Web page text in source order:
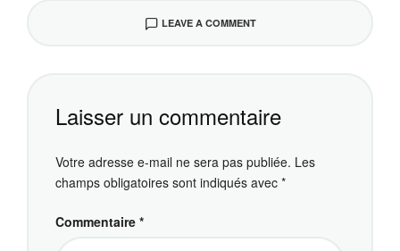
LEAVE A COMMENT
Laisser un commentaire
Votre adresse e-mail ne sera pas publiée. Les
champs obligatoires sont indiqués avec *
Commentaire *